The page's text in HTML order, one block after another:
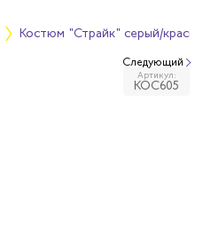
Костюм "Страйк" серый/
Артикул:
КОС605
Следующий